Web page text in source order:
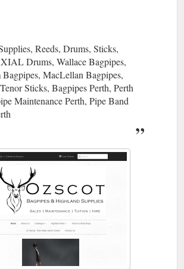
Reeds, Drums, Sticks,
Drums, Wallace Bagpipes,
MacLellan Bagpipes,
Sticks, Bagpipes Perth, Perth
Maintenance Perth, Pipe Band